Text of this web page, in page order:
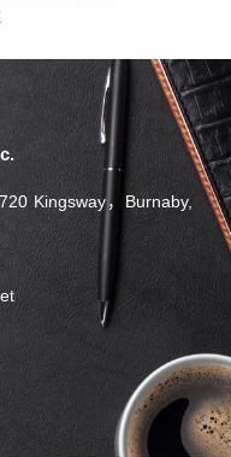
Kingsway，Burnaby,